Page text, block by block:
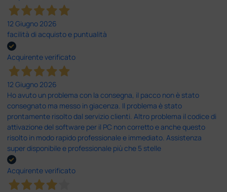
12 Giugno 2026
facilità di acquisto e puntualità
Acquirente verificato
12 Giugno 2026
Ho avuto un problema con la consegna, il pacco non è stato
consegnato ma messo in giacenza. Il problema è stato
prontamente risolto dal servizio clienti. Altro problema il codice di
attivazione del software per il PC non corretto e anche questo
risolto in modo rapido professionale e immediato. Assistenza
super disponibile e professionale più che 5 stelle
Acquirente verificato